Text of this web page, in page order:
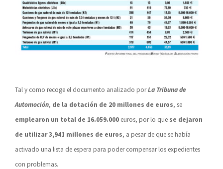
Tal y como recoge el documento analizado porLa Tribuna de
Automoción, de la dotación de 20 millones de euros, se
emplearon un total de 16.059.000 euros, por lo que se dejaron
de utilizar 3,941 millones de euros, a pesar de que se había
activado una lista de espera para poder compensar los expedientes
con problemas.